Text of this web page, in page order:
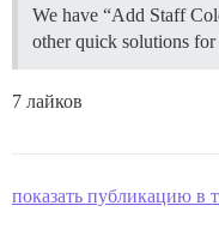
We have “Add Staff
other quick solutions
7 лайков
показать публикацию в